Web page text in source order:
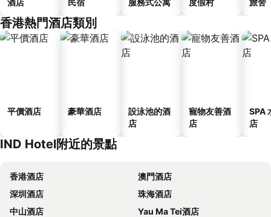
香港熱門酒店類別
平價酒店 豪華酒店
設泳池的酒
店
寵物友善酒
店
SPA
店
IND Hotel附近的景點
香港酒店
澳門酒店
深圳酒店
珠海酒店
中山酒店
Yau Ma Tei酒店